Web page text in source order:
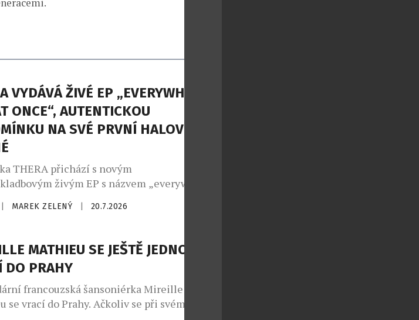
VYDÁVÁ ŽIVÉ EP „EVERYWHERE,
ONCE“, AUTENTICKOU
NA SVÉ PRVNÍ HALOVÉ
THERA přichází s novým
živým EP s názvem „everywhere,
které zachycuje jedinečnou atmosféru
halového turné. Každý song přitom
s tím, který zazněl na její koncertní šňůře.
EP bylo vytvořit upřímnou a živou
a to nejen pro […]
MAREK ZELENÝ 20.7.2026
MATHIEU SE JEŠTĚ JEDNOU
DO PRAHY
francouzská šansoniérka Mireille
se vrací do Prahy. Ačkoliv se při svém